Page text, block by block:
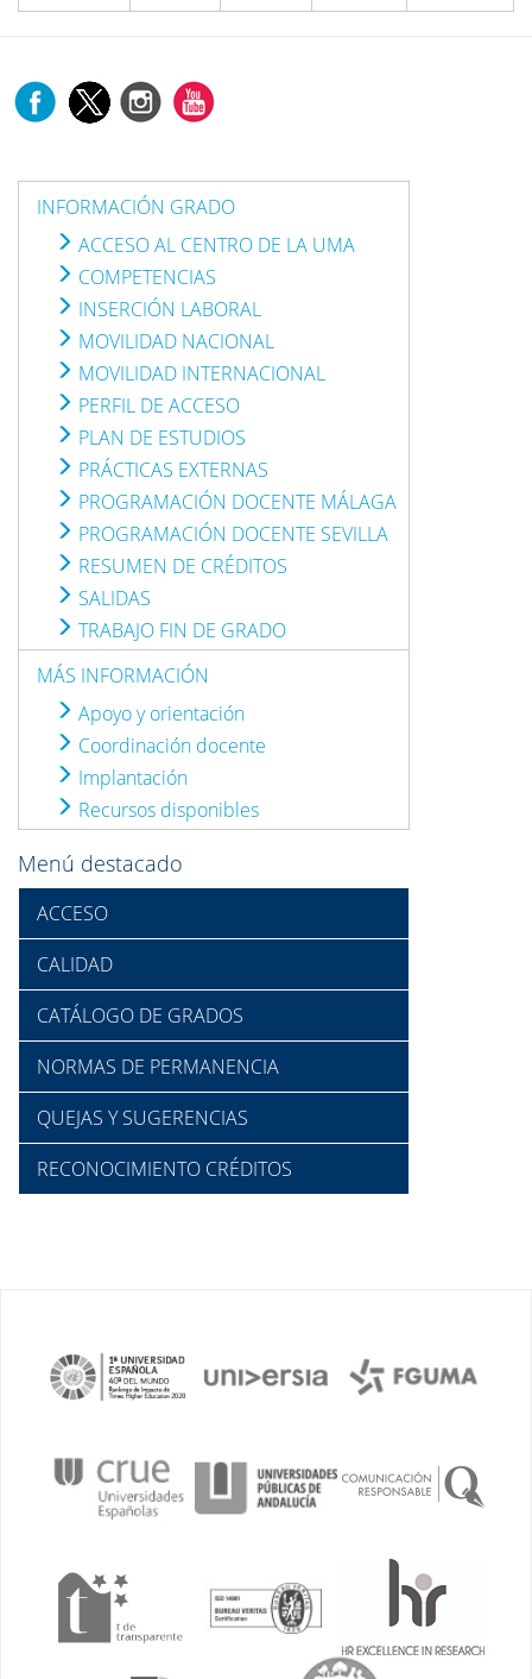
INFORMACIÓN GRADO
ACCESO AL CENTRO DE LA UMA
COMPETENCIAS
INSERCIÓN LABORAL
MOVILIDAD NACIONAL
MOVILIDAD INTERNACIONAL
PERFIL DE ACCESO
PLAN DE ESTUDIOS
PRÁCTICAS EXTERNAS
PROGRAMACIÓN DOCENTE MÁLAGA
PROGRAMACIÓN DOCENTE SEVILLA
RESUMEN DE CRÉDITOS
SALIDAS
TRABAJO FIN DE GRADO
MÁS INFORMACIÓN
Apoyo y orientación
Coordinación docente
Implantación
Recursos disponibles
Menú destacado
ACCESO
CALIDAD
CATÁLOGO DE GRADOS
NORMAS DE PERMANENCIA
QUEJAS Y SUGERENCIAS
RECONOCIMIENTO CRÉDITOS